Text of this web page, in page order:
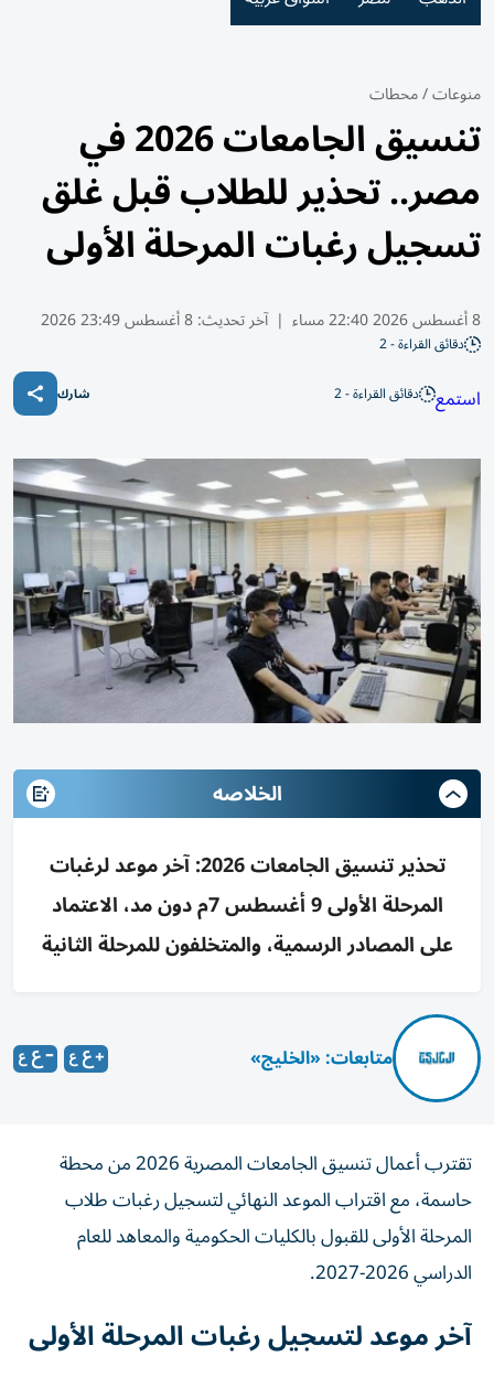
منوعات/محطات
تنسيق الجامعات 2026 في
مصر.. تحذير للطلاب قبل غلق
تسجيل رغبات المرحلة الأولى
8 أغسطس 2026 22:40 مساء | آخر تحديث:8 أغسطس 23:49 2026
دقائق القراءة - 2
استمع دقائق القراءة - 2 شارك
الخلاصه
تحذير تنسيق الجامعات 2026: آخر موعد لرغبات
المرحلة الأولى 9 أغسطس 7م دون مد، الاعتماد
على المصادر الرسمية، والمتخلفون للمرحلة الثانية
متابعات: «الخليج»
تقترب أعمال تنسيق الجامعات المصرية 2026 من محطة
حاسمة، مع اقتراب الموعد النهائي لتسجيل رغبات طلاب
المرحلة الأولى للقبول بالكليات الحكومية والمعاهد للعام
الدراسي 2026-2027.
آخر موعد لتسجيل رغبات المرحلة الأولى